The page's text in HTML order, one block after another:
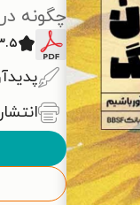
چگونه
۳.۵